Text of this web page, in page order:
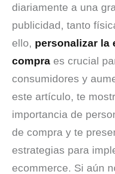
diariamente a una
publicidad, tanto
ello, personalizar la
compra es crucial
consumidores y
este artículo, te
importancia de
de compra y te
estrategias para
ecommerce. Si aún